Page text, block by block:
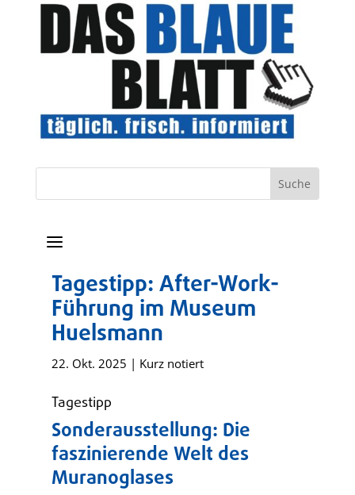
a
Tagestipp: After-Work-
Führung im Museum
Huelsmann
22. Okt. 2025 | Kurz notiert
Tagestipp
Sonderausstellung: Die
faszinierende Welt des
Muranoglases